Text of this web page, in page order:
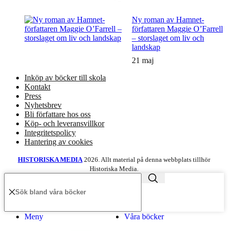
Ny roman av Hamnet-
författaren Maggie O’Farrell
– storslaget om liv och
landskap
21 maj
Inköp av böcker till skola
Kontakt
Press
Nyhetsbrev
Bli författare hos oss
Köp- och leveransvillkor
Integritetspolicy
Hantering av cookies
HISTORISKA MEDIA 2026. Allt material på denna webbplats tillhör
Historiska Media.
Meny Våra böcker